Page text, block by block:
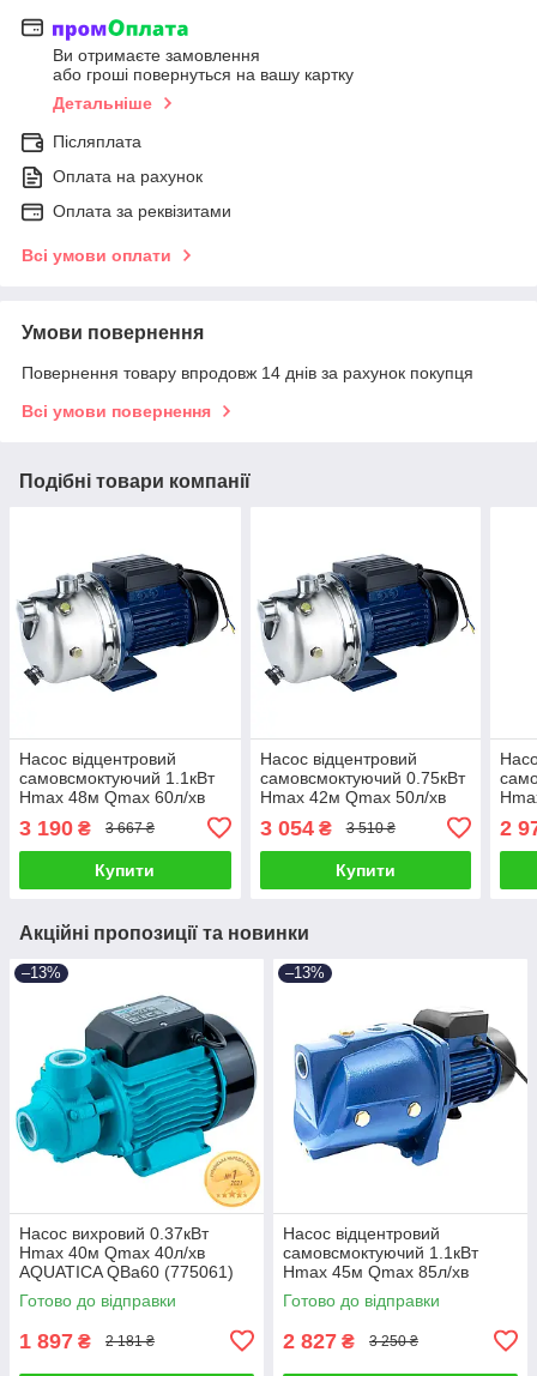
Ви отримаєте замовлення
або гроші повернуться на вашу картку
Детальніше
Післяплата
Оплата на рахунок
Оплата за реквізитами
Всі умови оплати
Умови повернення
Повернення товару впродовж 14 днів за рахунок покупця
Всі умови повернення
Подібні товари компанії
Насос відцентровий
самовсмоктуючий 1.1кВт
Hmax 48м Qmax 60л/хв
нерж WETRON JETS100
(775054)
3 190 ₴ 3 667 ₴
Купити
Насос відцентровий
самовсмоктуючий 0.75кВт
Hmax 42м Qmax 50л/хв
(775052)
3 054₴ 3 510 ₴
Купити
2
Акційні пропозиції та новинки
–13%
Насос вихровий 0.37кВт
Hmax 40м Qmax 40л/хв
AQUATICA QBa60 (775061)
Готово до відправки
1 897 ₴ 2 181 ₴
–13%
Насос відцентровий
самовсмоктуючий 1.1кВт
Hmax 45м Qmax 85л/хв
WETRON JSW15M (775035)
Готово до відправки
2 827 ₴ 3 250 ₴